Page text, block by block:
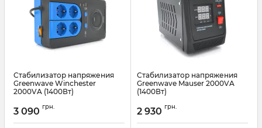
Стабилизатор напряжения
Greenwave Winchester
2000VA (1400Вт)
3 090 грн.
Стабилизатор напряжения
Greenwave Mauser 2000VA
(1400Вт)
2 930 грн.